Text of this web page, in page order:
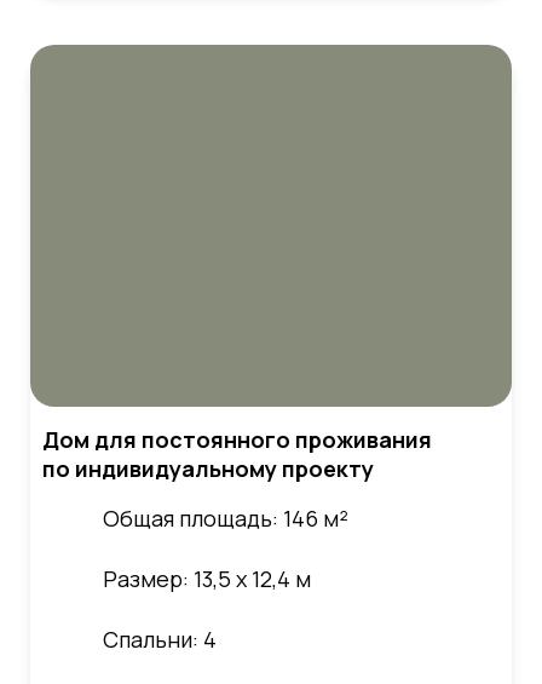
Дом для постоянного проживания
по индивидуальному проекту
Общая площадь: 146 м²
Размер: 13,5 х 12,4 м
Спальни: 4